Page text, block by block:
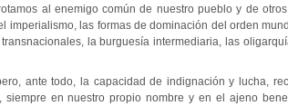
al enemigo común de nuestro pueblo y de
imperialismo, las formas de dominación del orden
la burguesía intermediaria, las
ante todo, la capacidad de indignación y lucha,
en nuestro propio nombre y en el ajeno